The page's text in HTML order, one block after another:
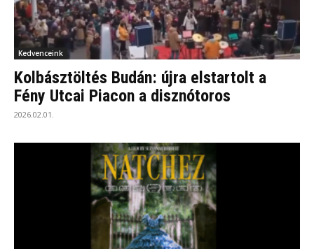
Kedvenceink
Kolbásztöltés Budán: újra elstartolt a
Fény Utcai Piacon a disznótoros
2026.02.01.